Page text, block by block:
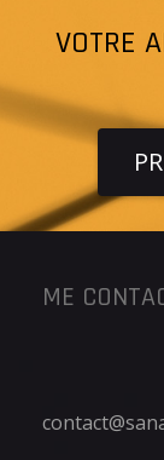
VOTRE
ME